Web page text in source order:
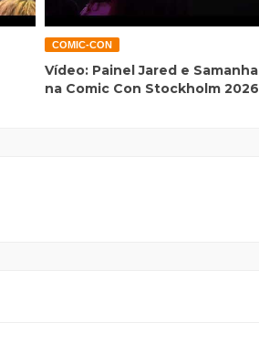
COMIC-CON
Vídeo: Painel Jared e Samanha
na Comic Con Stockholm 2026